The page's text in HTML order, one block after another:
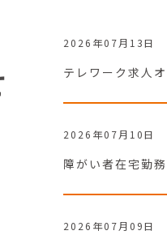
2026年07月13日
テレワーク求人
2026年07月10日
障がい者在宅勤
2026年07月09日